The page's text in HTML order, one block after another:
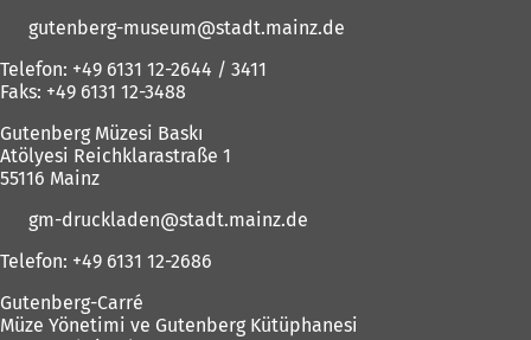
gutenberg-museum
stadt.mainz de
Telefon: +49 6131 12-2644 / 3411
Faks: +49 6131 12-3488
Gutenberg Müzesi Baskı
Atölyesi Reichklarastraße 1
55116 Mainz
gm-druckladen
stadt.mainz de
Telefon: +49 6131 12-2686
Gutenberg-Carré
Müze Yönetimi ve Gutenberg Kütüphanesi